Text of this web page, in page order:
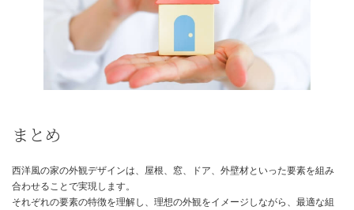
日本は地震が多い国です。
地震に強い家を作るためには、耐震構造を採用することが重要です
耐震構造には様々な種類があり、地盤改良や基礎の補強なども重要
安全で安心できる住まいを実現するために、地震への対策は欠かせ
健康に配慮した建材を選ぶ